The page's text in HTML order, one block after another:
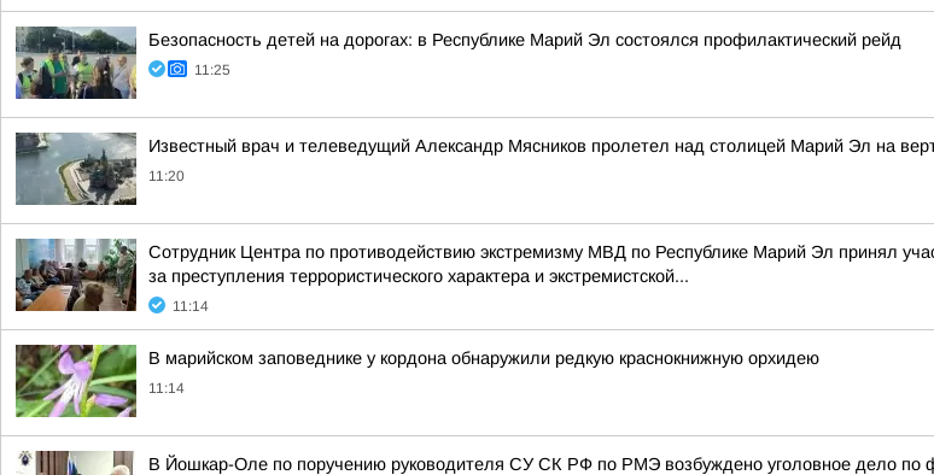
Безопасность детей на дорогах: в Республике Марий Эл состоялся профилактический рейд
11:25
Известный врач и телеведущий Александр Мясников пролетел над столицей Марий Эл на
11:20
Сотрудник Центра по противодействию экстремизму МВД по Республике Марий Эл принял
за преступления террористического характера и экстремистской...
11:14
В марийском заповеднике у кордона обнаружили редкую краснокнижную орхидею
11:14
В Йошкар-Оле по поручению руководителя СУ СК РФ по РМЭ возбуждено уголовное дело по